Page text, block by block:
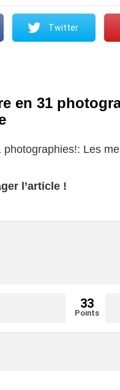
Twitter
en 31
photographies!: Les
l’article !
33
Points